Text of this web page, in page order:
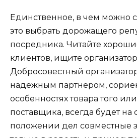
Единственное, в чем можно
это выбрать дорожащего
посредника. Читайте
клиентов, ищите
Добросовестный
надежным партнером,
особенностях товара того
поставщика, всегда будет на
положении дел совместные